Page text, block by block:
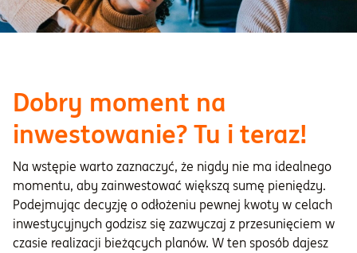
Dobry moment na
inwestowanie? Tu i teraz!
Na wstępie warto zaznaczyć, że nigdy nie ma idealnego
momentu, aby zainwestować większą sumę pieniędzy.
Podejmując decyzję o odłożeniu pewnej kwoty w celach
inwestycyjnych godzisz się zazwyczaj z przesunięciem w
czasie realizacji bieżących planów. W ten sposób dajesz